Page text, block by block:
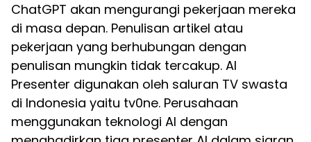
ChatGPT akan mengurangi pekerjaan mereka
di masa depan. Penulisan artikel atau
pekerjaan yang berhubungan dengan
penulisan mungkin tidak tercakup. AI
Presenter digunakan oleh saluran TV swasta
di Indonesia yaitu tv0ne. Perusahaan
menggunakan teknologi AI dengan